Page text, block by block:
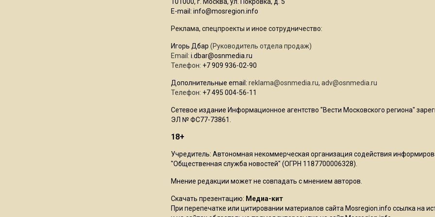
E-mail: info@mosregion.info
Реклама, спецпроекты и иное сотрудничество:
Игорь Дбар (Руководитель отдела продаж)
Email: i.dbar@osnmedia.ru
Телефон: +7 909 936-02-90
Дополнительные email: reklama@osnmedia.ru, adv@osnmedia.ru
Телефон: +7 495 004-56-11
Сетевое издание Информационное агентство "Вести Московского региона"
ЭЛ № ФС77-73861.
18+
Учредитель: Автономная некоммерческая организация содействия
"Общественная служба новостей" (ОГРН 1187700006328).
Мнение редакции может не совпадать с мнением авторов.
Скачать презентацию: Медиа-кит
При перепечатке или цитировании материалов сайта Mosregion.info ссылка на